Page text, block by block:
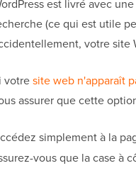
est livré avec
(ce qui est utile
votre site
votresite web n'apparaît
assurer que cette
simplement à la
vous que la case à